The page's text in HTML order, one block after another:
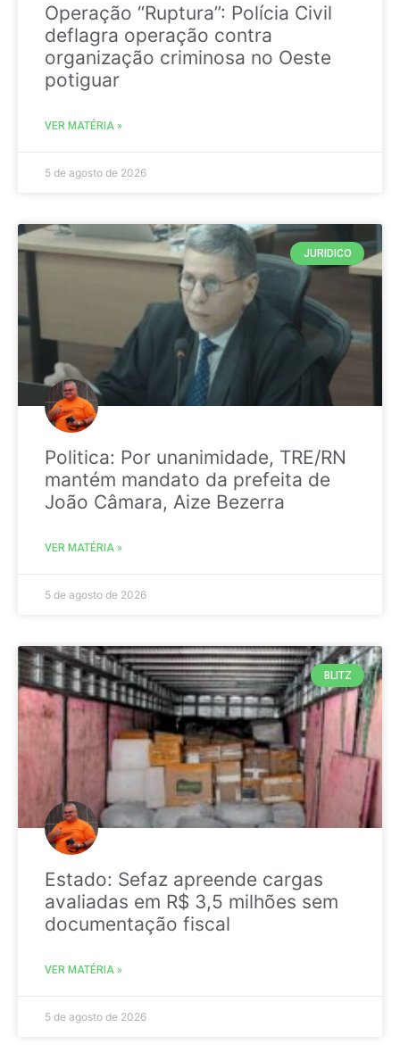
Operação “Ruptura”: Polícia Civil
deflagra operação contra
organização criminosa no Oeste
potiguar
VER MATÉRIA »
5 de agosto de 2026
JURIDICO
Politica: Por unanimidade, TRE/RN
mantém mandato da prefeita de
João Câmara, Aize Bezerra
VER MATÉRIA »
5 de agosto de 2026
BLITZ
Estado: Sefaz apreende cargas
avaliadas em R$ 3,5 milhões sem
documentação fiscal
VER MATÉRIA »
5 de agosto de 2026